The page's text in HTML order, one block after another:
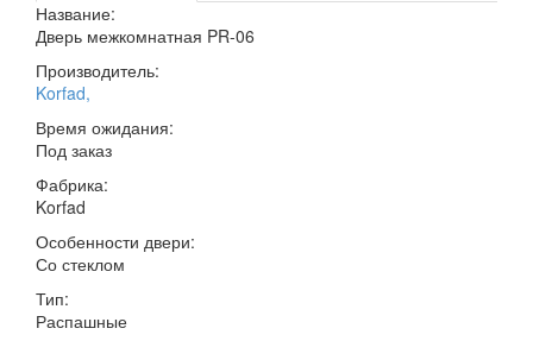
Название:
Дверь межкомнатная PR-06
Производитель:
Korfad,
Время ожидания:
Под заказ
Фабрика:
Korfad
Особенности двери:
Со стеклом
Тип:
Распашные